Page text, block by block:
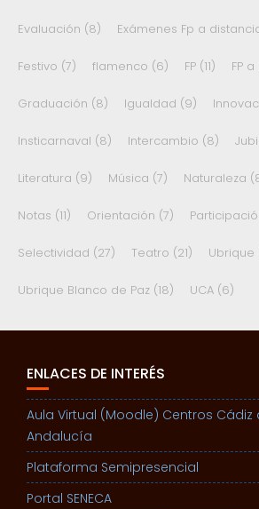
Evaluación (8) Exámenes Fp a
Festivo (7) flamenco (6) FP (11) FP
Graduación (8) Igualdad (9)
Insticarnaval (8) Intercambio (8)
Literatura (9) Música (7) Naturaleza
Notas (11) Orientación (7)
Selectividad (27) Teatro (21) Ubrique
Ubrique Blanco de Paz (18) UCA (6)
ENLACES DE INTERÉS
Aula Virtual (Moodle) Centros Cádiz
Andalucía
Plataforma Semipresencial
Portal SENECA